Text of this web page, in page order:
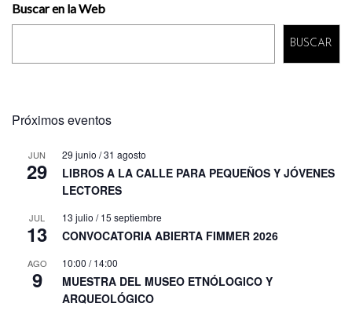
Buscar en la Web
BUSCAR
Próximos eventos
JUN
29
29 junio /31 agosto
LIBROS A LA CALLE PARA PEQUEÑOS Y JÓVENES
LECTORES
JUL
13
13 julio /15 septiembre
CONVOCATORIA ABIERTA FIMMER 2026
AGO
9
10:00 /14:00
MUESTRA DEL MUSEO ETNÓLOGICO Y
ARQUEOLÓGICO